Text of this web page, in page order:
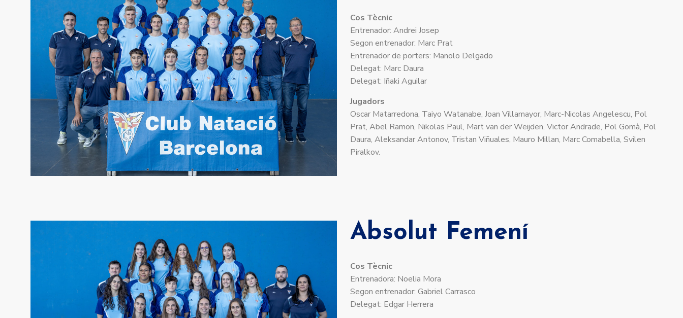
Cos Tècnic
Entrenador: Andrei Josep
Segon entrenador: Marc Prat
Entrenador de porters: Manolo Delgado
Delegat: Marc Daura
Delegat: Iñaki Aguilar
Jugadors
Oscar Matarredona, Taiyo Watanabe, Joan Villamayor, Marc-Nicolas Angelescu, Pol
Prat, Abel Ramon, Nikolas Paul, Mart van der Weijden, Victor Andrade, Pol Gomà, Pol
Daura, Aleksandar Antonov, Tristan Viñuales, Mauro Millan, Marc Comabella, Svilen
Piralkov.
Absolut Femení
Cos Tècnic
Entrenadora: Noelia Mora
Segon entrenador: Gabriel Carrasco
Delegat: Edgar Herrera